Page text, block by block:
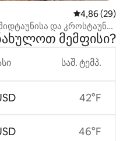
საშუალო
4,86 (29)
და კროსტაუნის
დაიშვებიან
მემფისი?
საშ. ტემპ.
42°F
46°F